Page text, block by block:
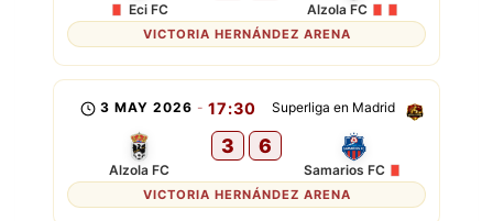
Eci FC Alzola FC
VICTORIA HERNÁNDEZ ARENA
Superliga en Madrid
3 MAY 2026 - 17:30
Alzola FC
3 6
Samarios FC
VICTORIA HERNÁNDEZ ARENA